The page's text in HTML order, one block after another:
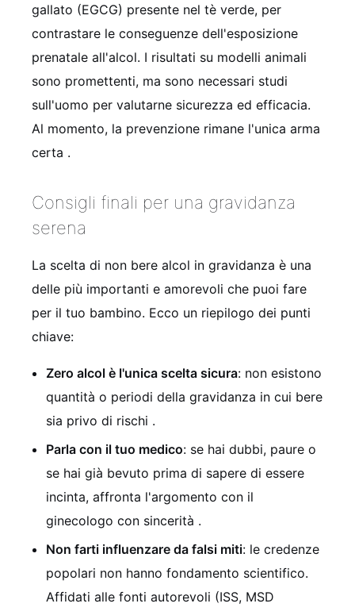
gallato (EGCG) presente nel tè verde, per
contrastare le conseguenze dell'esposizione
prenatale all'alcol. I risultati su modelli animali
sono promettenti, ma sono necessari studi
sull'uomo per valutarne sicurezza ed efficacia.
Al momento, la prevenzione rimane l'unica arma
certa .
Consigli finali per una gravidanza
serena
La scelta di non bere alcol in gravidanza è una
delle più importanti e amorevoli che puoi fare
per il tuo bambino. Ecco un riepilogo dei punti
chiave:
Zero alcol è l'unica scelta sicura: non esistono
quantità o periodi della gravidanza in cui bere
sia privo di rischi .
Parla con il tuo medico: se hai dubbi, paure o
se hai già bevuto prima di sapere di essere
incinta, affronta l'argomento con il
ginecologo con sincerità .
Non farti influenzare da falsi miti: le credenze
popolari non hanno fondamento scientifico.
Affidati alle fonti autorevoli (ISS, MSD